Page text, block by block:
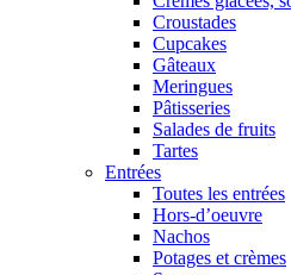
Croustades
Cupcakes
Gâteaux
Meringues
Pâtisseries
Salades de fruits
Tartes
Entrées
Toutes les entrées
Hors-d’oeuvre
Nachos
Potages et crèmes